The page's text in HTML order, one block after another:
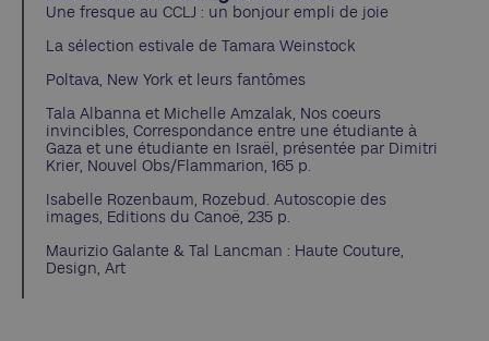
Une fresque au CCLJ : un bonjour empli de joie
La sélection estivale de Tamara Weinstock
Poltava, New York et leurs fantômes
Tala Albanna et Michelle Amzalak, Nos coeurs
invincibles, Correspondance entre une étudiante à
Gaza et une étudiante en Israël, présentée par Dimitri
Krier, Nouvel Obs/Flammarion, 165 p.
Isabelle Rozenbaum, Rozebud. Autoscopie des
images, Editions du Canoë, 235 p.
Maurizio Galante & Tal Lancman : Haute Couture,
Design, Art